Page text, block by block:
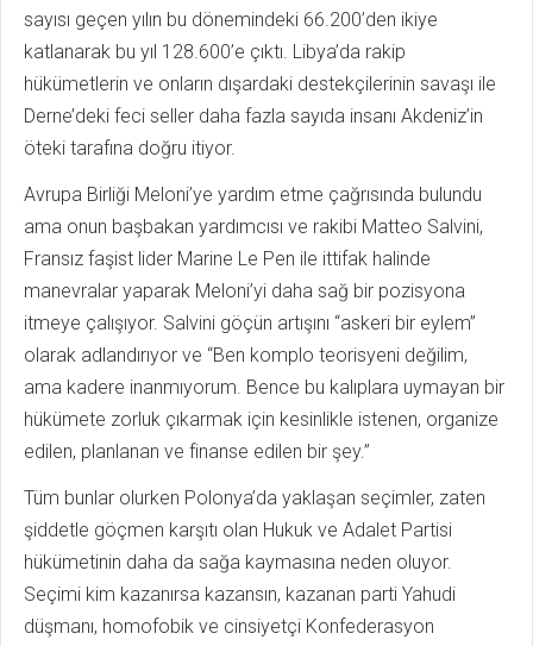
sayısı geçen yılın bu dönemindeki 66.200’den ikiye
katlanarak bu yıl 128.600’e çıktı. Libya’da rakip
hükümetlerin ve onların dışardaki destekçilerinin savaşı ile
Derne’deki feci seller daha fazla sayıda insanı Akdeniz’in
öteki tarafına doğru itiyor.
Avrupa Birliği Meloni’ye yardım etme çağrısında bulundu
ama onun başbakan yardımcısı ve rakibi Matteo Salvini,
Fransız faşist lider Marine Le Pen ile ittifak halinde
manevralar yaparak Meloni’yi daha sağ bir pozisyona
itmeye çalışıyor. Salvini göçün artışını “askeri bir eylem”
olarak adlandırıyor ve “Ben komplo teorisyeni değilim,
ama kadere inanmıyorum. Bence bu kalıplara uymayan bir
hükümete zorluk çıkarmak için kesinlikle istenen, organize
edilen, planlanan ve finanse edilen bir şey.”
Tüm bunlar olurken Polonya’da yaklaşan seçimler, zaten
şiddetle göçmen karşıtı olan Hukuk ve Adalet Partisi
hükümetinin daha da sağa kaymasına neden oluyor.
Seçimi kim kazanırsa kazansın, kazanan parti Yahudi
düşmanı, homofobik ve cinsiyetçi Konfederasyon